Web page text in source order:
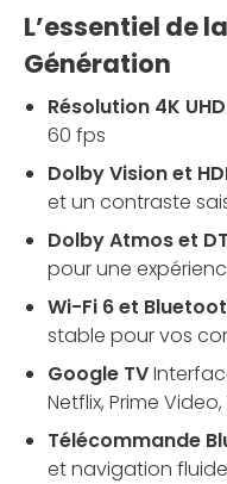
L’essentiel de
Génération
Résolution 4K UHD
60 fps
Dolby Vision et
et un contraste
Dolby Atmos et
pour une
Wi-Fi 6 et
stable pour vos
Google TV
Netflix, Prime
Télécommande
et navigation fluide